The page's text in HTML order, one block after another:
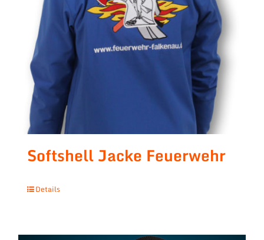
Softshell Jacke Feuerwehr
Details